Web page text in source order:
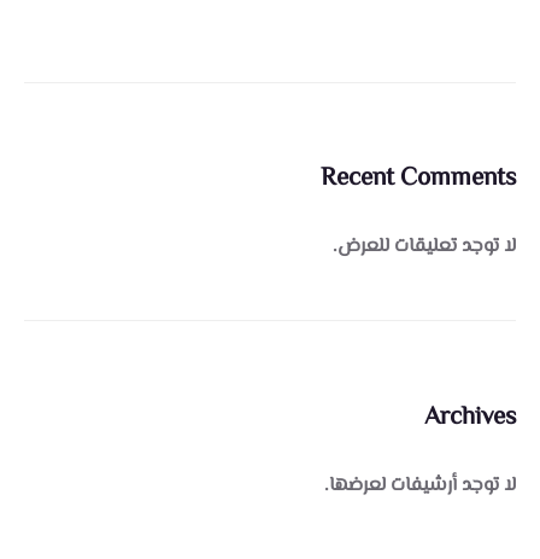
Recent Comments
لا توجد تعليقات للعرض.
Archives
لا توجد أرشيفات لعرضها.